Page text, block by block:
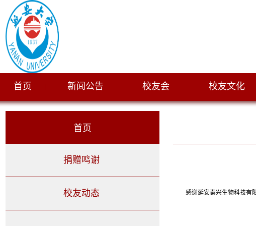
首页 新闻公告 校友会 校友文化
首页
捐赠鸣谢
校友动态
感谢延安秦兴生物科技有